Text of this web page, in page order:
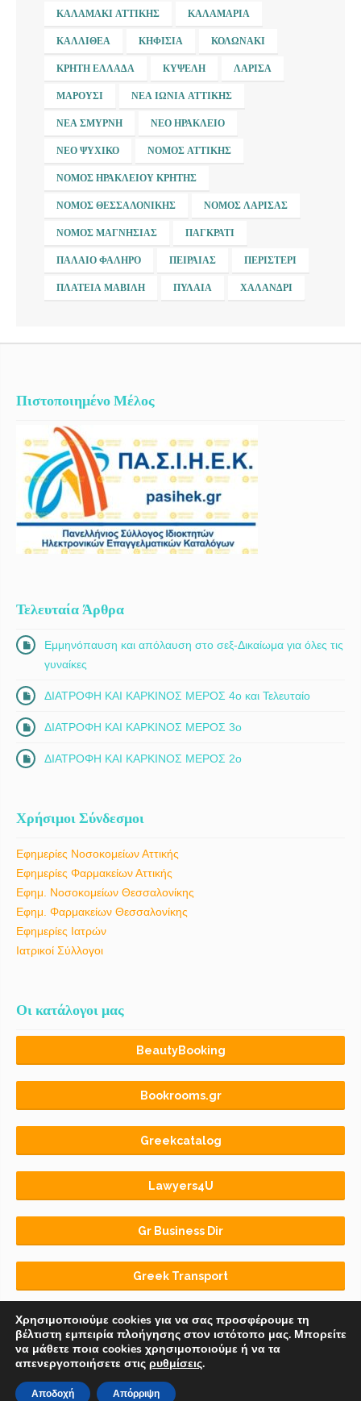
ΚΑΛΑΜΆΚΙ ΑΤΤΙΚΉΣ ΚΑΛΑΜΑΡΙΆ
ΚΑΛΛΙΘΈΑ ΚΗΦΙΣΙΆ ΚΟΛΩΝΆΚΙ
ΚΡΉΤΗ ΕΛΛΆΔΑ ΚΥΨΈΛΗ ΛΆΡΙΣΑ
ΜΑΡΟΎΣΙ ΝΈΑ ΙΩΝΊΑ ΑΤΤΙΚΉΣ
ΝΈΑ ΣΜΎΡΝΗ ΝΈΟ ΗΡΆΚΛΕΙΟ
ΝΈΟ ΨΥΧΙΚΌ ΝΟΜΌΣ ΑΤΤΙΚΉΣ
ΝΟΜΌΣ ΗΡΑΚΛΕΊΟΥ ΚΡΉΤΗΣ
ΝΟΜΌΣ ΘΕΣΣΑΛΟΝΊΚΗΣ ΝΟΜΌΣ ΛΆΡΙΣΑΣ
ΝΟΜΌΣ ΜΑΓΝΗΣΊΑΣ ΠΑΓΚΡΆΤΙ
ΠΑΛΑΙΌ ΦΆΛΗΡΟ ΠΕΙΡΑΙΆΣ ΠΕΡΙΣΤΈΡΙ
ΠΛΑΤΕΊΑ ΜΑΒΊΛΗ ΠΥΛΑΊΑ ΧΑΛΆΝΔΡΙ
Πιστοποιημένο Μέλος
Τελευταία Άρθρα
Εμμηνόπαυση και απόλαυση στο σεξ-Δικαίωμα για όλες τις
γυναίκες
ΔΙΑΤΡΟΦΗ ΚΑΙ ΚΑΡΚΙΝΟΣ ΜΕΡΟΣ 4ο και Τελευταίο
ΔΙΑΤΡΟΦΗ ΚΑΙ ΚΑΡΚΙΝΟΣ ΜΕΡΟΣ 3ο
ΔΙΑΤΡΟΦΗ ΚΑΙ ΚΑΡΚΙΝΟΣ ΜΕΡΟΣ 2ο
Χρήσιμοι Σύνδεσμοι
Εφημερίες Νοσοκομείων Αττικής
Εφημερίες Φαρμακείων Αττικής
Εφημ. Νοσοκομείων Θεσσαλονίκης
Εφημ. Φαρμακείων Θεσσαλονίκης
Εφημερίες Ιατρών
Ιατρικοί Σύλλογοι
Οι κατάλογοι μας
BeautyBooking
Bookrooms.gr
Greekcatalog
Lawyers4U
Gr Business Dir
Greek Transport
Αρχική BLOG ΟΡΟΙ ΧΡΗΣΗΣ
© 2018-2026 Copyright byEuro-Telecommerce IKE
Χρησιμοποιούμε cookies για να σας προσφέρουμε τη
βέλτιστη εμπειρία πλοήγησης στον ιστότοπο μας. Μπορείτε
να μάθετε ποια cookies χρησιμοποιούμε ή να τα
απενεργοποιήσετε στις ρυθμίσεις.
Αποδοχή Απόρριψη